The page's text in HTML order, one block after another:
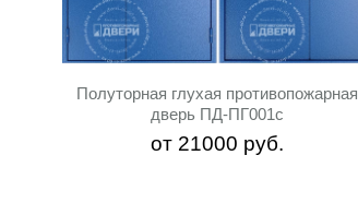
Полуторная глухая противопожарная
дверь ПД-ПГ001c
от 21000 руб.